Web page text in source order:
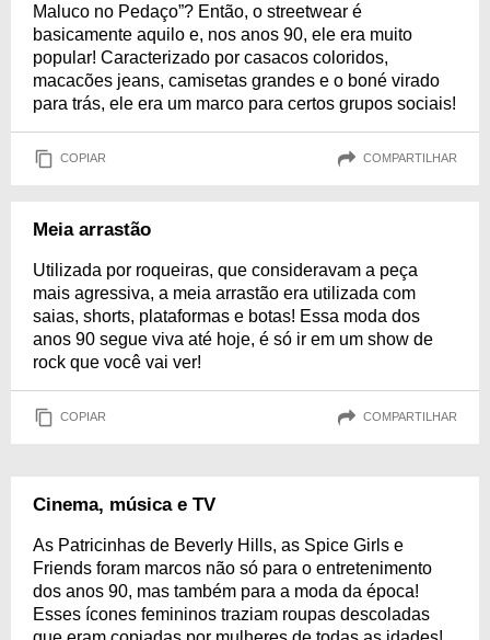
Maluco no Pedaço”? Então, o streetwear é
basicamente aquilo e, nos anos 90, ele era muito
popular! Caracterizado por casacos coloridos,
macacões jeans, camisetas grandes e o boné virado
para trás, ele era um marco para certos grupos sociais!
COPIAR COMPARTILHAR
Meia arrastão
Utilizada por roqueiras, que consideravam a peça
mais agressiva, a meia arrastão era utilizada com
saias, shorts, plataformas e botas! Essa moda dos
anos 90 segue viva até hoje, é só ir em um show de
rock que você vai ver!
COPIAR COMPARTILHAR
Cinema, música e TV
As Patricinhas de Beverly Hills, as Spice Girls e
Friends foram marcos não só para o entretenimento
dos anos 90, mas também para a moda da época!
Esses ícones femininos traziam roupas descoladas